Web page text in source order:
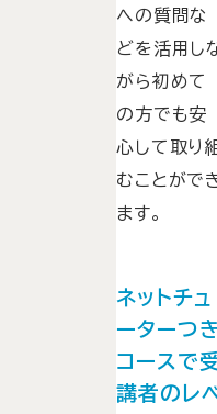
への質問な
どを活用し
がら初めて
の方でも安
心して取り
むことがで
ます。
ネットチュ
ーターつ
コースで
講者のレ